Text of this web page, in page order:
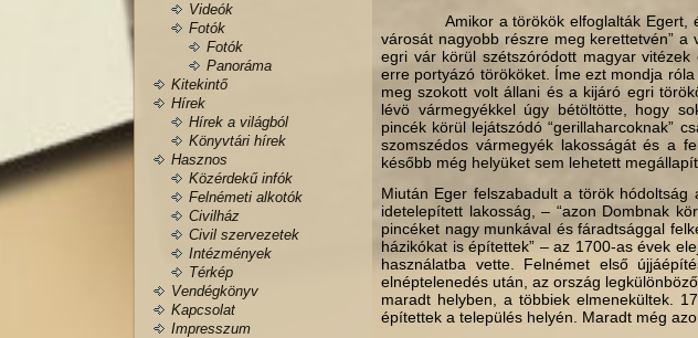
Videók
Fotók
Fotók
Panoráma
Kitekintő
Hírek
Hírek a világból
Könyvtári hírek
Hasznos
Közérdekű infók
Felnémeti alkotók
Civilház
Civil szervezetek
Intézmények
Térkép
Vendégkönyv
Kapcsolat
Impresszum
Amikor a törökök elfoglalták Egert, és
városát nagyobb részre meg kerettetvén”
egri vár körül szétszóródott magyar
erre portyázó törököket. Íme ezt mondja
meg szokott volt állani és a kijáró egri
lévö vármegyékkel úgy bétöltötte, hogy
pincék körül lejátszódó “gerillaharcoknak”
szomszédos vármegyék lakosságát és a
később még helyüket sem lehetett
Miután Eger felszabadult a török
idetelepített lakosság, – “azon Dombnak
pincéket nagy munkával és fáradtsággal
házikókat is építettek” – az 1700-as évek
használatba vette. Felnémet első
elnéptelenedés után, az ország
maradt helyben, a többiek elmenekültek.
építettek a település helyén. Maradt még